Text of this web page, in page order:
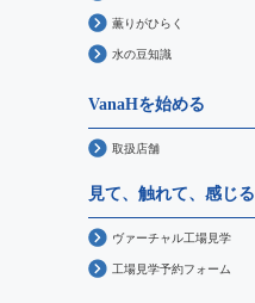
薫りがひらく
水の豆知識
VanaHを始める
取扱店舗
見て、触れて、感じる
ヴァーチャル工場見学
工場見学予約フォーム